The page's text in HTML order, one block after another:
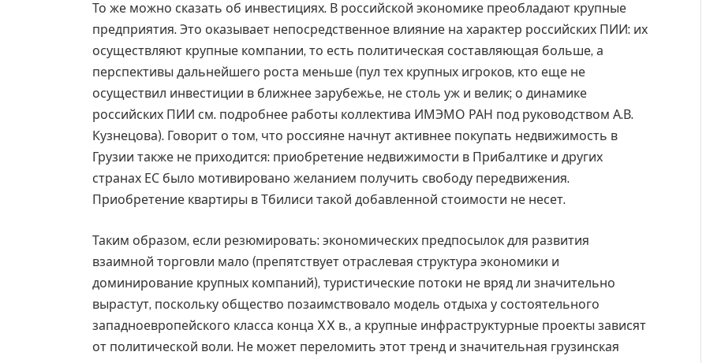
То же можно сказать об инвестициях. В российской экономике преобладают крупные
предприятия. Это оказывает непосредственное влияние на характер российских ПИИ: их
осуществляют крупные компании, то есть политическая составляющая больше, а
перспективы дальнейшего роста меньше (пул тех крупных игроков, кто еще не
осуществил инвестиции в ближнее зарубежье, не столь уж и велик; о динамике
российских ПИИ см. подробнее работы коллектива ИМЭМО РАН под руководством А.В.
Кузнецова). Говорит о том, что россияне начнут активнее покупать недвижимость в
Грузии также не приходится: приобретение недвижимости в Прибалтике и других
странах ЕС было мотивировано желанием получить свободу передвижения.
Приобретение квартиры в Тбилиси такой добавленной стоимости не несет.
Таким образом, если резюмировать: экономических предпосылок для развития
взаимной торговли мало (препятствует отраслевая структура экономики и
доминирование крупных компаний), туристические потоки не вряд ли значительно
вырастут, поскольку общество позаимствовало модель отдыха у состоятельного
западноевропейского класса конца XX в., а крупные инфраструктурные проекты зависят
от политической воли. Не может переломить этот тренд и значительная грузинская